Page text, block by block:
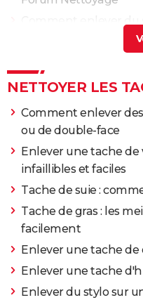
cuir ) beige comment l
NETTOYER LES
Comment enlever
ou de double-face
Enlever une tache de
infaillibles et faciles
Tache de suie :
Tache de gras : les
facilement
Enlever une tache de
Enlever une tache
Enlever du stylo sur